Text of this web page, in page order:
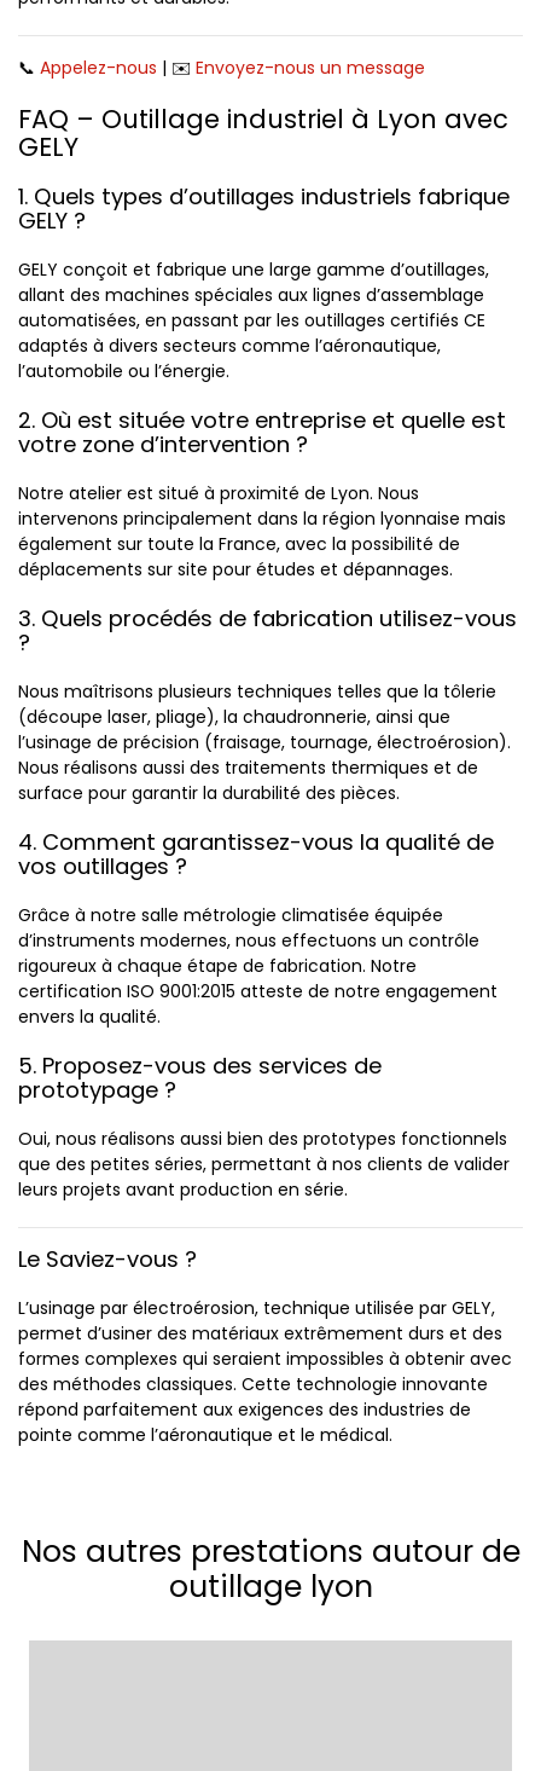
📞 Appelez-nous | ✉️ Envoyez-nous un message
FAQ – Outillage industriel à Lyon avec
GELY
1. Quels types d’outillages industriels fabrique
GELY ?
GELY conçoit et fabrique une large gamme d’outillages,
allant des machines spéciales aux lignes d’assemblage
automatisées, en passant par les outillages certifiés CE
adaptés à divers secteurs comme l’aéronautique,
l’automobile ou l’énergie.
2. Où est située votre entreprise et quelle est
votre zone d’intervention ?
Notre atelier est situé à proximité de Lyon. Nous
intervenons principalement dans la région lyonnaise mais
également sur toute la France, avec la possibilité de
déplacements sur site pour études et dépannages.
3. Quels procédés de fabrication utilisez-vous
?
Nous maîtrisons plusieurs techniques telles que la tôlerie
(découpe laser, pliage), la chaudronnerie, ainsi que
l’usinage de précision (fraisage, tournage, électroérosion).
Nous réalisons aussi des traitements thermiques et de
surface pour garantir la durabilité des pièces.
4. Comment garantissez-vous la qualité de
vos outillages ?
Grâce à notre salle métrologie climatisée équipée
d’instruments modernes, nous effectuons un contrôle
rigoureux à chaque étape de fabrication. Notre
certification ISO 9001:2015 atteste de notre engagement
envers la qualité.
5. Proposez-vous des services de
prototypage ?
Oui, nous réalisons aussi bien des prototypes fonctionnels
que des petites séries, permettant à nos clients de valider
leurs projets avant production en série.
Le Saviez-vous ?
L’usinage par électroérosion, technique utilisée par GELY,
permet d’usiner des matériaux extrêmement durs et des
formes complexes qui seraient impossibles à obtenir avec
des méthodes classiques. Cette technologie innovante
répond parfaitement aux exigences des industries de
pointe comme l’aéronautique et le médical.
Nos autres prestations autour de
outillage lyon